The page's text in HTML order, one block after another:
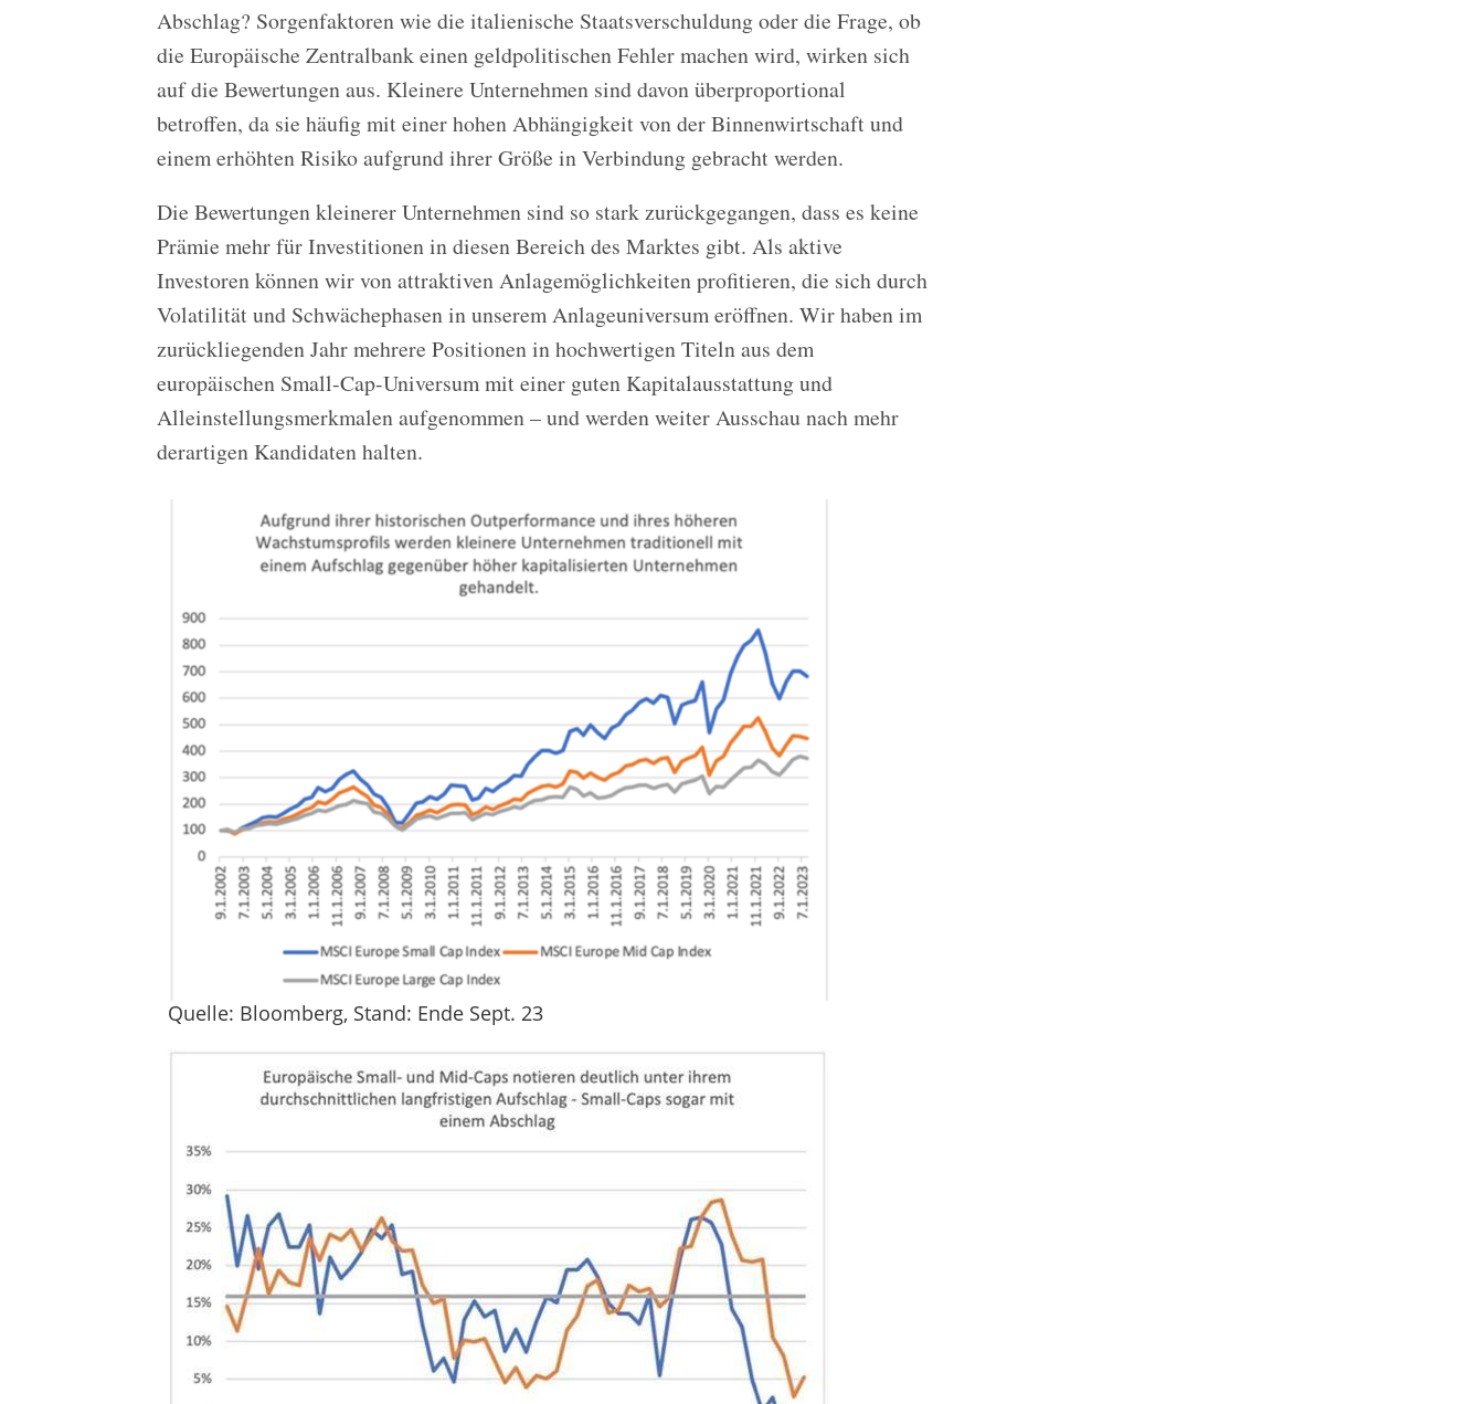
Abschlag? Sorgenfaktoren wie die italienische Staatsverschuldung oder die Frage, ob
die Europäische Zentralbank einen geldpolitischen Fehler machen wird, wirken sich
auf die Bewertungen aus. Kleinere Unternehmen sind davon überproportional
betroffen, da sie häufig mit einer hohen Abhängigkeit von der Binnenwirtschaft und
einem erhöhten Risiko aufgrund ihrer Größe in Verbindung gebracht werden.
Die Bewertungen kleinerer Unternehmen sind so stark zurückgegangen, dass es keine
Prämie mehr für Investitionen in diesen Bereich des Marktes gibt. Als aktive
Investoren können wir von attraktiven Anlagemöglichkeiten profitieren, die sich durch
Volatilität und Schwächephasen in unserem Anlageuniversum eröffnen. Wir haben im
zurückliegenden Jahr mehrere Positionen in hochwertigen Titeln aus dem
europäischen Small-Cap-Universum mit einer guten Kapitalausstattung und
Alleinstellungsmerkmalen aufgenommen – und werden weiter Ausschau nach mehr
derartigen Kandidaten halten.
Quelle: Bloomberg, Stand: Ende Sept. 23